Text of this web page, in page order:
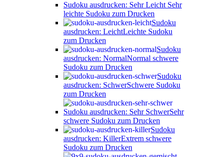
Sudoku ausdrucken: Sehr Leicht Sehr
leichte Sudoku zum Drucken
Sudoku
ausdrucken: LeichtLeichte Sudoku
zum Drucken
Sudoku
ausdrucken: NormalNormal schwere
Sudoku zum Drucken
Sudoku
ausdrucken: SchwerSchwere Sudoku
zum Drucken
Sudoku ausdrucken: Sehr SchwerSehr
schwere Sudoku zum Drucken
Sudoku
ausdrucken: KillerExtrem schwere
Sudoku zum Drucken